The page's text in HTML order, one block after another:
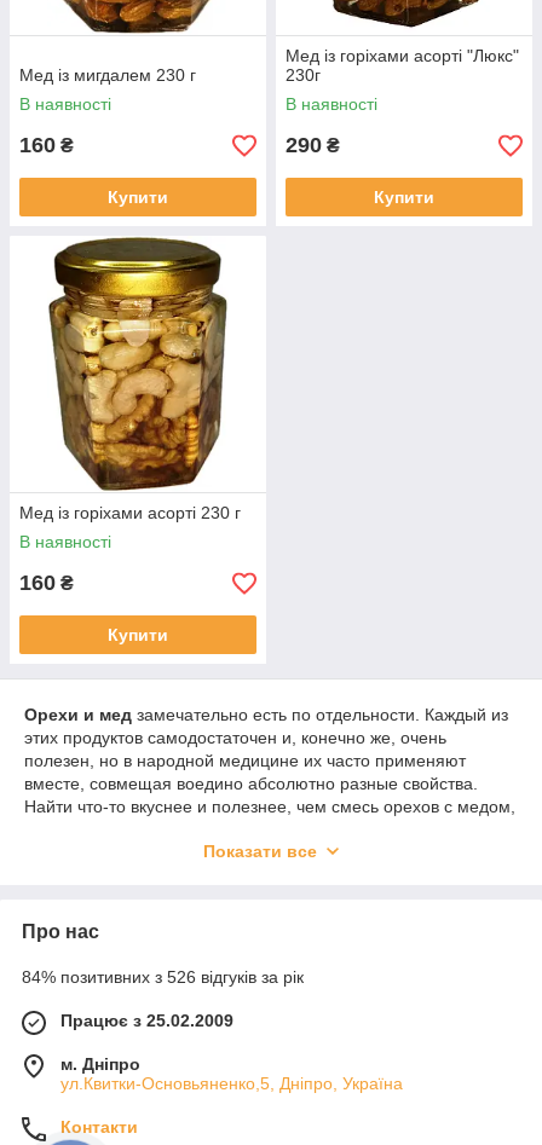
Мед із мигдалем 230 г
В наявності
160 ₴
Купити
Мед із горіхами асорті "Люкс"
230г
В наявності
290 ₴
Купити
Мед із горіхами асорті 230 г
В наявності
160 ₴
Купити
Орехи и мед замечательно есть по отдельности. Каждый из
этих продуктов самодостаточен и, конечно же, очень
полезен, но в народной медицине их часто применяют
вместе, совмещая воедино абсолютно разные свойства.
Найти что-то вкуснее и полезнее, чем смесь орехов с медом,
иммуномодулятор. Помогает даже при безнадежной
Полезные свойства
Нескінченний перелік властивостей базується на
вуглеводному, вітамінному та мінеральному складі. У ньому
містяться амінокислоти, ферменти бджіл, рослинні білки і
складні біологічно активні сполуки, всього понад 300
компонентів з-за чого мед по праву вважається
універсальним за принесеної користі засобом.
Горіхи об'єднує наявність у складі жирних кислот, а саме
ліноленової, Омега-3, аргініну та лінолевої. Крім цього в
Показати все
Про нас
84% позитивних з 526 відгуків за рік
Працює з 25.02.2009
м. Дніпро
ул.Квитки-Основьяненко,5, Дніпро, Україна
Контакти